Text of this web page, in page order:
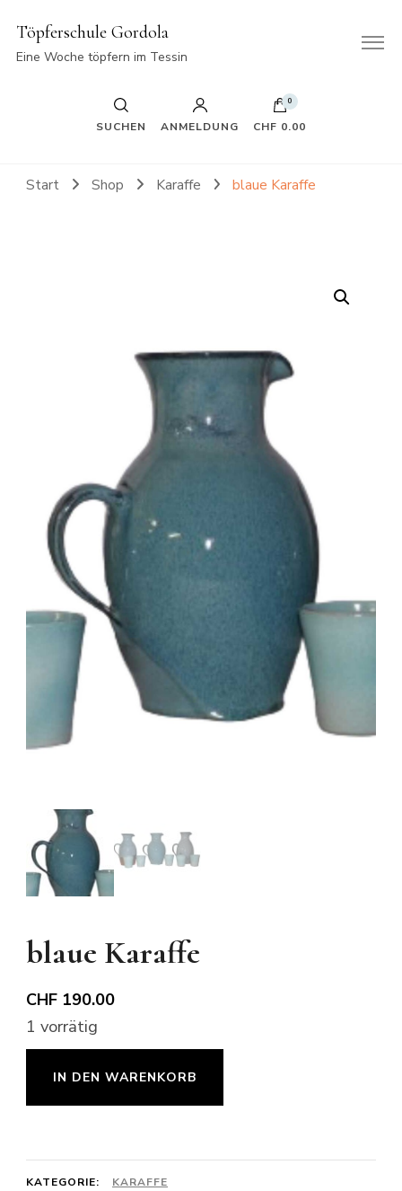
Töpferschule Gordola
Eine Woche töpfern im Tessin
SUCHEN ANMELDUNG
0
CHF 0.00
Start Shop Karaffe blaue Karaffe
blaue Karaffe
CHF 190.00
1 vorrätig
IN DEN WARENKORB
KATEGORIE: KARAFFE